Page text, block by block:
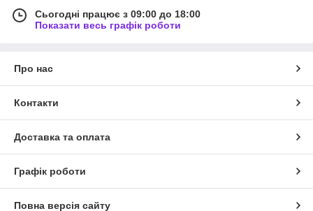
Сьогодні працює з 09:00 до 18:00
Показати весь графік роботи
Про нас
Контакти
Доставка та оплата
Графік роботи
Повна версія сайту